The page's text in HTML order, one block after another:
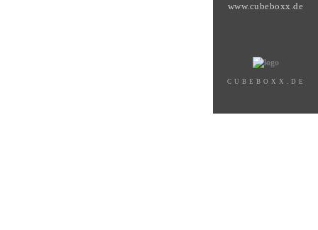
www.cubeboxx.de
CUBEBOXX.DE